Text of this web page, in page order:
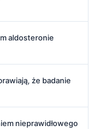
aldosteronie
że badanie
nieprawidłowego